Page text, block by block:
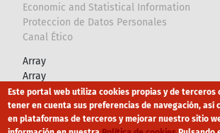
Economic and Statistical Information
Proteccion de Datos Personales
Canal Ético
Array
Array
Footer Canal Ético eduroam
Este portal web utiliza cookies propias y de terceros
tener en cuenta sus preferencias de navegación, así
en plataformas de terceros y mejorar nuestro sitio